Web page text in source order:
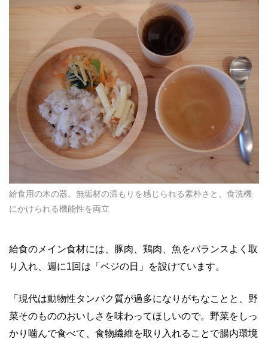
給食用の木の器。無垢材の温もりを感じられる素朴さと、食洗機
にかけられる機能性を両立
給食のメイン食材には、豚肉、鶏肉、魚をバランスよく取
り入れ、週に1回は「ベジの日」を設けています。
「現代は動物性タンパク質が過多になりがちなことと、野
菜そのもののおいしさを味わってほしいので。野菜をしっ
かり噛んで食べて、食物繊維を取り入れることで腸内環境